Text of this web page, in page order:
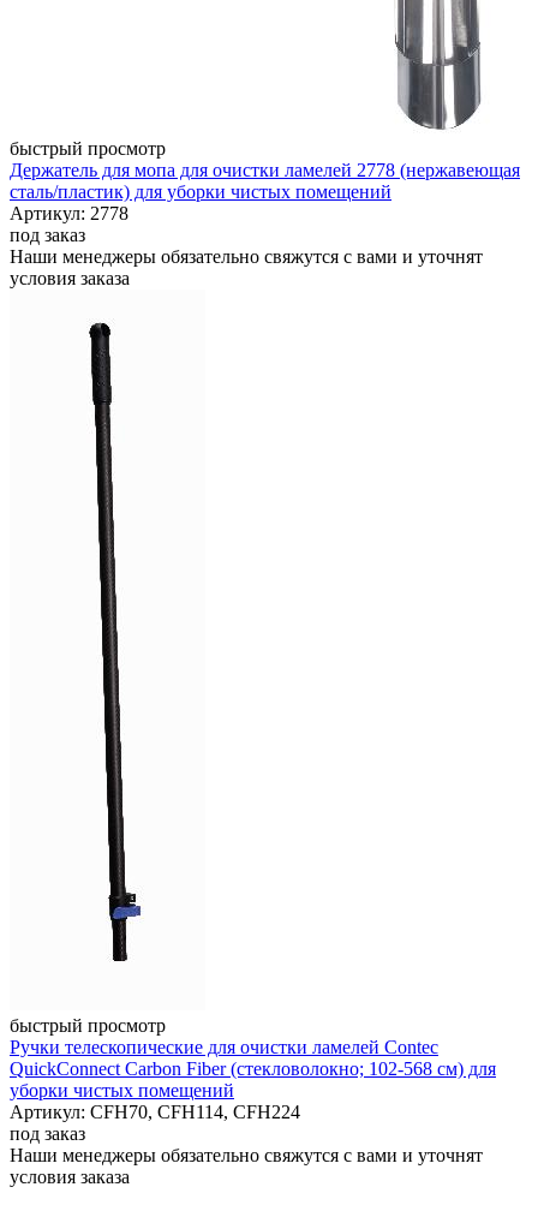
быстрый просмотр
Держатель для мопа для очистки ламелей 2778 (нержавеющая
сталь/пластик) для уборки чистых помещений
Артикул: 2778
под заказ
Наши менеджеры обязательно свяжутся с вами и уточнят
условия заказа
быстрый просмотр
Ручки телескопические для очистки ламелей Contec
QuickConnect Carbon Fiber (стекловолокно; 102-568 см) для
уборки чистых помещений
Артикул: CFH70, CFH114, CFH224
под заказ
Наши менеджеры обязательно свяжутся с вами и уточнят
условия заказа